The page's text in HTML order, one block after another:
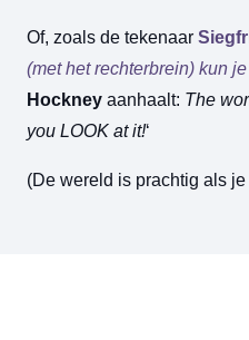
Of, zoals de tekenaar
(met het rechterbrein) kun
Hockney aanhaalt: The
you LOOK at it!‘
(De wereld is prachtig als